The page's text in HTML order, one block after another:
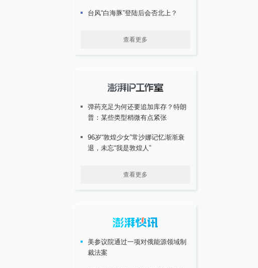
台风“白海豚”登陆后会否北上？
查看更多
弹药充足为何还要追加库存？特朗
普：某些类型稍微有点紧张
96岁“敦煌少女”常沙娜记忆渐渐衰
退，未忘“我是敦煌人”
查看更多
美参议院通过一项对俄能源领域制
裁法案